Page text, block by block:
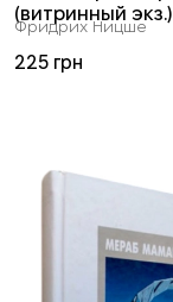
(витринный экз.)
Фридрих Ницше
225 грн